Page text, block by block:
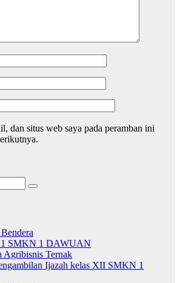
dan situs web saya pada peramban ini
SMKN 1 DAWUAN
Agribisnis Ternak
Ijazah kelas XII SMKN 1